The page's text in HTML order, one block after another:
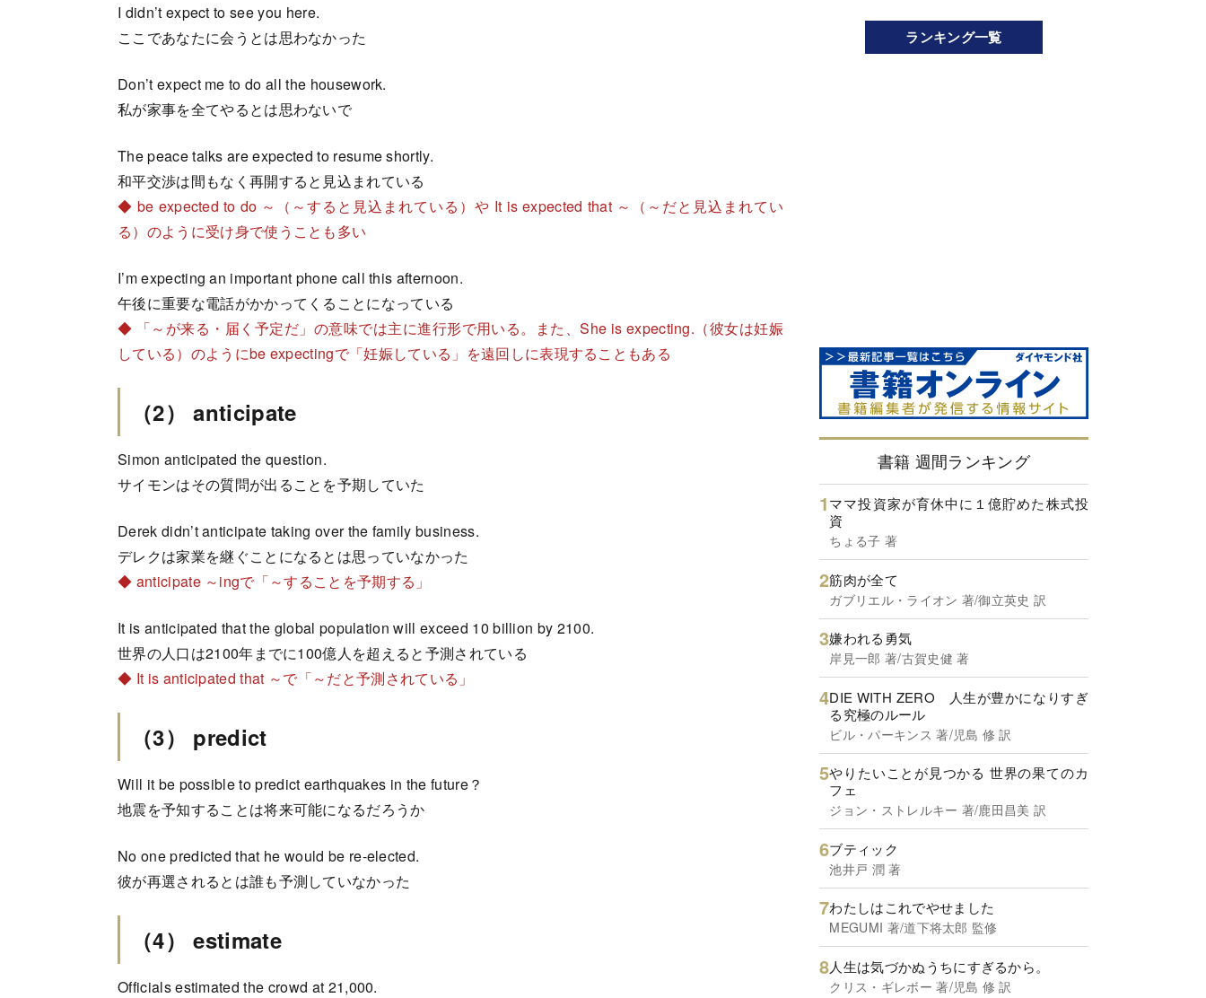
I didn’t expect to see you here.
ここであなたに会うとは思わなかった
Don’t expect me to do all the housework.
私が家事を全てやるとは思わないで
The peace talks are expected to resume shortly.
和平交渉は間もなく再開すると見込まれている
◆ be expected to do ～（～すると見込まれている）や It is expected that ～（～だと見込まれてい
る）のように受け身で使うことも多い
I’m expecting an important phone call this afternoon.
午後に重要な電話がかかってくることになっている
◆ 「～が来る・届く予定だ」の意味では主に進行形で用いる。また、She is expecting.（彼女は妊娠
している）のようにbe expectingで「妊娠している」を遠回しに表現することもある
（2） anticipate
Simon anticipated the question.
サイモンはその質問が出ることを予期していた
Derek didn’t anticipate taking over the family business.
デレクは家業を継ぐことになるとは思っていなかった
◆ anticipate ～ingで「～することを予期する」
It is anticipated that the global population will exceed 10 billion by 2100.
世界の人口は2100年までに100億人を超えると予測されている
◆ It is anticipated that ～で「～だと予測されている」
（3） predict
Will it be possible to predict earthquakes in the future？
地震を予知することは将来可能になるだろうか
No one predicted that he would be re-elected.
彼が再選されるとは誰も予測していなかった
（4） estimate
Officials estimated the crowd at 21,000.
ランキング一覧
書籍 週間ランキング
ママ投資家が育休中に１億貯めた株式投
資
ちょる子 著
筋肉が全て
ガブリエル・ライオン 著/御立英史 訳
嫌われる勇気
岸見一郎 著/古賀史健 著
DIE WITH ZERO 人生が豊かになりすぎ
る究極のルール
ビル・パーキンス 著/児島 修 訳
やりたいことが見つかる 世界の果てのカ
フェ
ジョン・ストレルキー 著/鹿田昌美 訳
ブティック
池井戸 潤 著
わたしはこれでやせました
MEGUMI 著/道下将太郎 監修
人生は気づかぬうちにすぎるから。
クリス・ギレボー 著/児島 修 訳